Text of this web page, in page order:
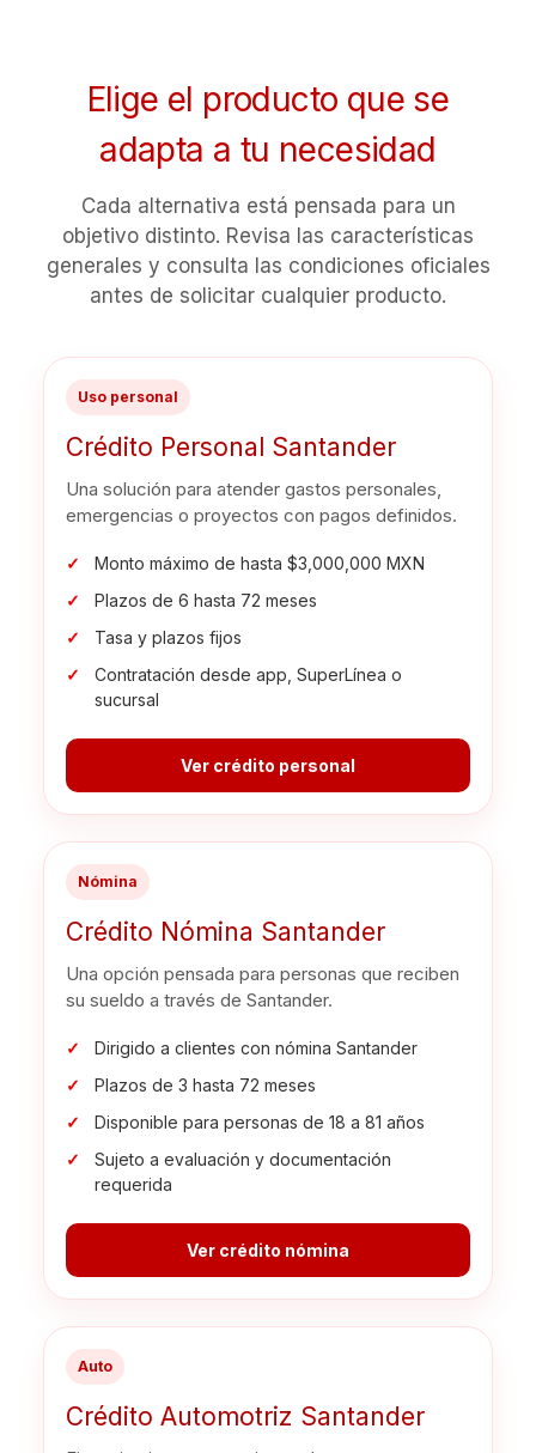
Elige el producto que se
adapta a tu necesidad
Cada alternativa está pensada para un
objetivo distinto. Revisa las características
generales y consulta las condiciones oficiales
antes de solicitar cualquier producto.
Uso personal
Crédito Personal Santander
Una solución para atender gastos personales,
emergencias o proyectos con pagos definidos.
Monto máximo de hasta $3,000,000 MXN
Plazos de 6 hasta 72 meses
Tasa y plazos fijos
Contratación desde app, SuperLínea o
sucursal
Ver crédito personal
Nómina
Crédito Nómina Santander
Una opción pensada para personas que reciben
su sueldo a través de Santander.
Dirigido a clientes con nómina Santander
Plazos de 3 hasta 72 meses
Disponible para personas de 18 a 81 años
Sujeto a evaluación y documentación
requerida
Ver crédito nómina
Auto
Crédito Automotriz Santander